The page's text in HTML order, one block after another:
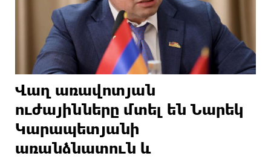
Վաղ առավոտյան
ուժայինները մտել են Նարեկ
Կարապետյանի
առանձնատուն և